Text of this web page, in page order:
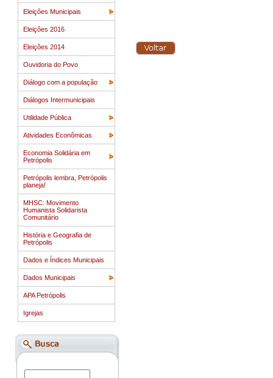
Eleições Municipais
Eleições 2016
Eleições 2014
Ouvidoria do Povo
Diálogo com a população
Diálogos Intermunicipais
Utilidade Pública
Atividades Econômicas
Economia Solidária em
Petrópolis
Petrópolis lembra, Petrópolis
planeja!
MHSC: Movimento
Humanista Solidarista
Comunitário
História e Geografia de
Petrópolis
Dados e Índices Municipais
Dados Municipais
APA Petrópolis
Igrejas